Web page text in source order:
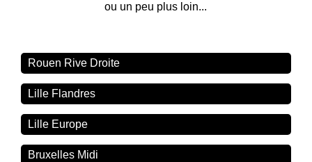
ou un peu plus loin...
Rouen Rive Droite
Lille Flandres
Lille Europe
Bruxelles Midi